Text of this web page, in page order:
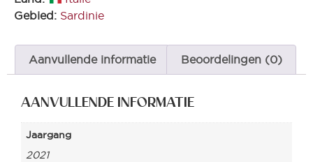
Gebied: Sardinie
Aanvullende informatie Beoordelingen (0)
AANVULLENDE INFORMATIE
Jaargang
2021